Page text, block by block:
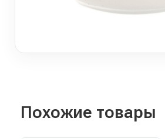
Похожие товары